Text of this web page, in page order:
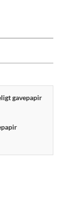
gavepapir